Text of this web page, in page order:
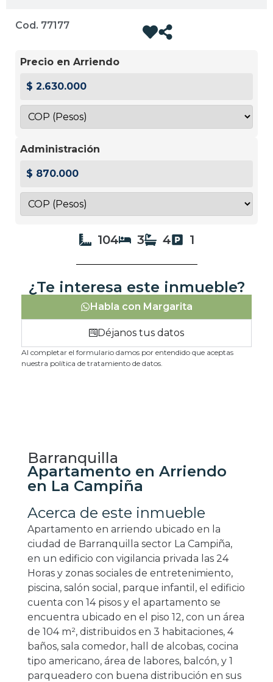
Cod. 77177
Precio en Arriendo
$ 2.630.000
Administración
$ 870.000
104 3 4 1
¿Te interesa este inmueble?
Habla con Margarita
Déjanos tus datos
Al completar el formulario damos por entendido que aceptas
nuestra política de tratamiento de datos.
Barranquilla
Apartamento en Arriendo
en La Campiña
Acerca de este inmueble
Apartamento en arriendo ubicado en la
ciudad de Barranquilla sector La Campiña,
en un edificio con vigilancia privada las 24
Horas y zonas sociales de entretenimiento,
piscina, salón social, parque infantil, el edificio
cuenta con 14 pisos y el apartamento se
encuentra ubicado en el piso 12, con un área
de 104 m², distribuidos en 3 habitaciones, 4
baños, sala comedor, hall de alcobas, cocina
tipo americano, área de labores, balcón, y 1
parqueadero con buena distribución en sus